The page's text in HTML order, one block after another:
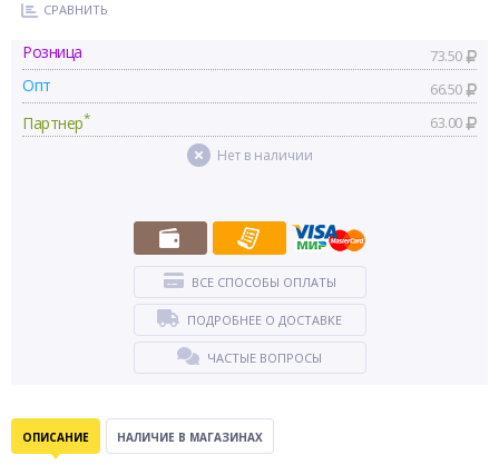
СРАВНИТЬ
Розница 73.50
Опт 66.50
Партнер* 63.00
Нет в наличии
ВСЕ СПОСОБЫ ОПЛАТЫ
ПОДРОБНЕЕ О ДОСТАВКЕ
ЧАСТЫЕ ВОПРОСЫ
ОПИСАНИЕ НАЛИЧИЕ В МАГАЗИНАХ